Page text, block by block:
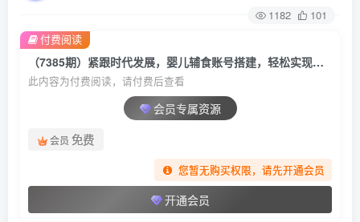
1182 101
（7385期）紧跟时代发展，婴儿辅食账号搭建，轻松实现月入过万（教程+素材）
此内容为付费阅读，请付费后查看
会员专属资源
会员 免费
您暂无购买权限，请先开通会员
开通会员
付费阅读